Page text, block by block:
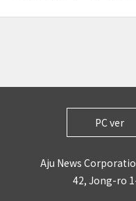
PC ver
Aju News
42, Jong-ro